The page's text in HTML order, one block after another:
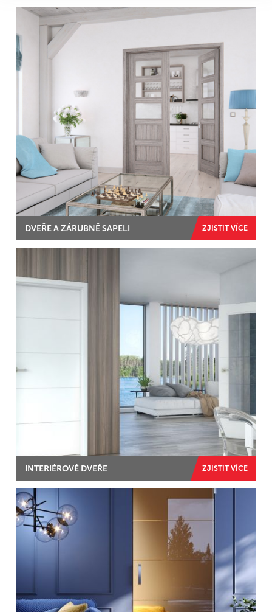
DVEŘE A ZÁRUBNĚ SAPELI ZJISTIT VÍCE
INTERIÉROVÉ DVEŘE ZJISTIT VÍCE